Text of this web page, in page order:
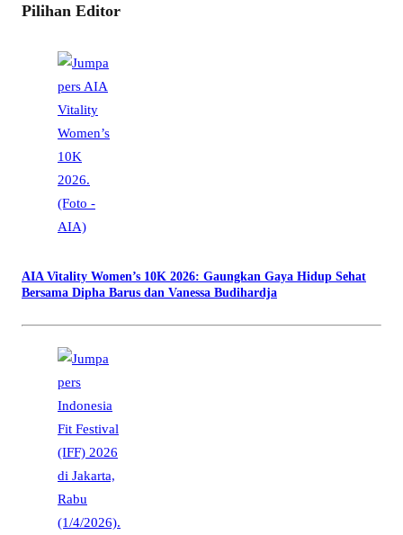
Pilihan Editor
AIA Vitality Women’s 10K 2026: Gaungkan Gaya Hidup Sehat
Bersama Dipha Barus dan Vanessa Budihardja